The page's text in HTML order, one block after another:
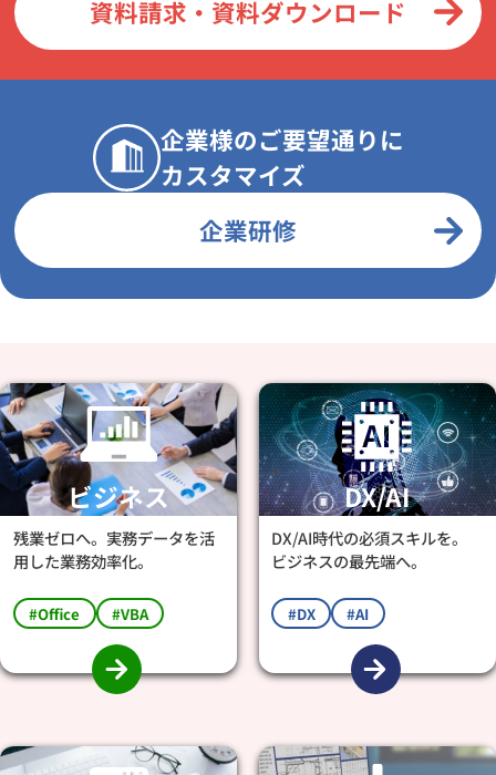
資料請求・資料ダウンロード
企業様のご要望通りに
カスタマイズ
企業研修
ビジネス
残業ゼロへ。実務データを活
用した業務効率化。
#Office #VBA
DX/AI
DX/AI時代の必須スキルを。
ビジネスの最先端へ。
#DX #AI